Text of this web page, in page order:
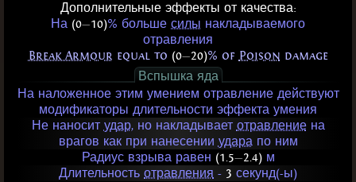
Дополнительные эффекты от качества:
На (0—10)% больше силы накладываемого
отравления
Break Armour equal to (0—20)% of Poison damage
Вспышка яда
На наложенное этим умением отравление действуют
модификаторы длительности эффекта умения
Не наносит удар, но накладывает отравлениена
врагов как при нанесении ударапо ним
Радиус взрыва равен (1.5—2.4)м
Длительность отравления - 3 секунд(-ы)